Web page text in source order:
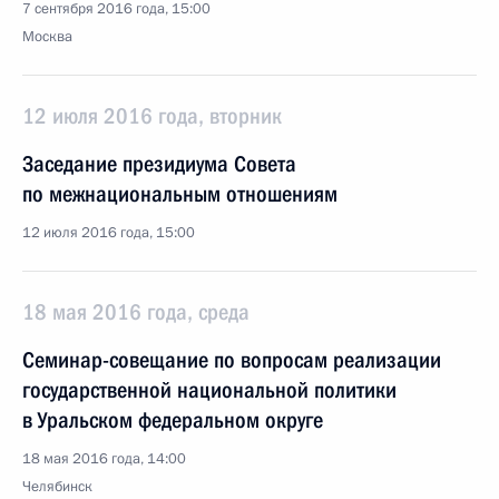
7 сентября 2016 года, 15:00
Москва
12 июля 2016 года, вторник
Заседание президиума Совета
по межнациональным отношениям
12 июля 2016 года, 15:00
18 мая 2016 года, среда
Семинар-совещание по вопросам реализации
государственной национальной политики
в Уральском федеральном округе
18 мая 2016 года, 14:00
Челябинск